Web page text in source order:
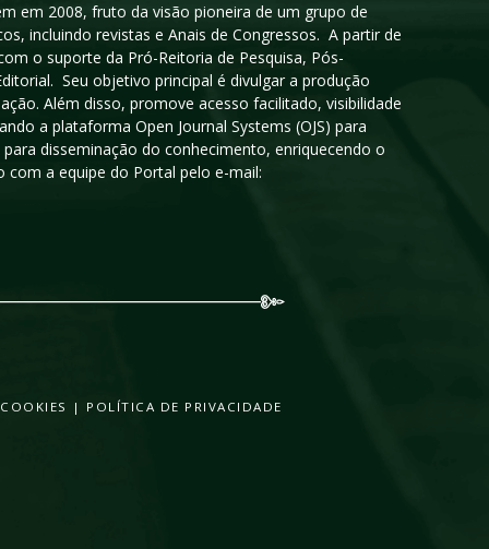
em 2008, fruto da visão pioneira de um grupo de
incluindo revistas e Anais de Congressos. A partir de
o suporte da Pró-Reitoria de Pesquisa, Pós-
Seu objetivo principal é divulgar a produção
Além disso, promove acesso facilitado, visibilidade
a plataforma Open Journal Systems (OJS) para
disseminação do conhecimento, enriquecendo o
a equipe do Portal pelo e-mail:
| POLÍTICA DE PRIVACIDADE